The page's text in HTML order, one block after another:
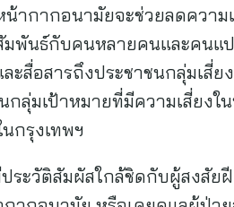
น้ากากอนามัยจะช่วยลดควา
มพันธ์กับคนหลายคนและคนแ
สื่อสารถึงประชาชนกลุ่มเสี่
นกลุ่มเป้าหมายที่มีความเสี่ย
กรุงเทพฯ
ระวัติสัมผัสใกล้ชิดกับผู้สงสัย